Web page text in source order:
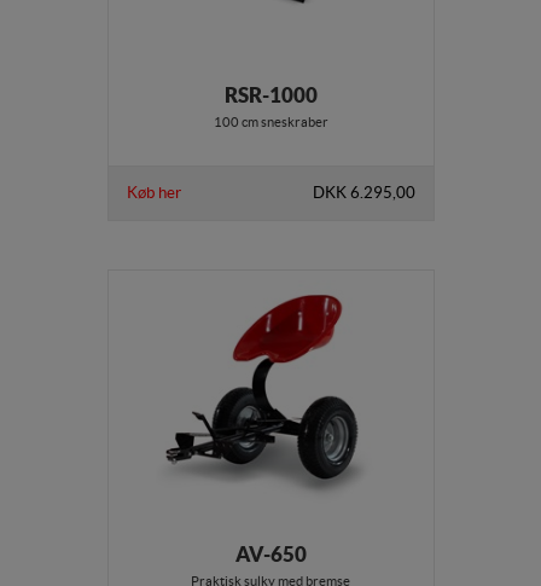
RSR-1000
100 cm sneskraber
Køb her DKK 6.295,00
AV-650
Praktisk sulky med bremse